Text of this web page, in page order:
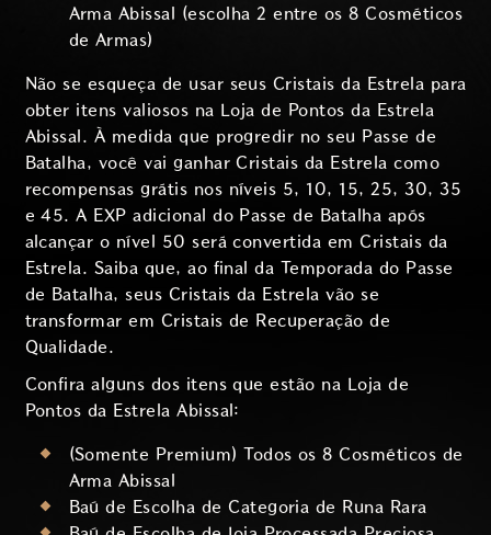
Arma Abissal (escolha 2 entre os 8 Cosméticos
de Armas)
Não se esqueça de usar seus Cristais da Estrela para
obter itens valiosos na Loja de Pontos da Estrela
Abissal. À medida que progredir no seu Passe de
Batalha, você vai ganhar Cristais da Estrela como
recompensas grátis nos níveis 5, 10, 15, 25, 30, 35
e 45. A EXP adicional do Passe de Batalha após
alcançar o nível 50 será convertida em Cristais da
Estrela. Saiba que, ao final da Temporada do Passe
de Batalha, seus Cristais da Estrela vão se
transformar em Cristais de Recuperação de
Qualidade.
Confira alguns dos itens que estão na Loja de
Pontos da Estrela Abissal:
(Somente Premium) Todos os 8 Cosméticos de
Arma Abissal
Baú de Escolha de Categoria de Runa Rara